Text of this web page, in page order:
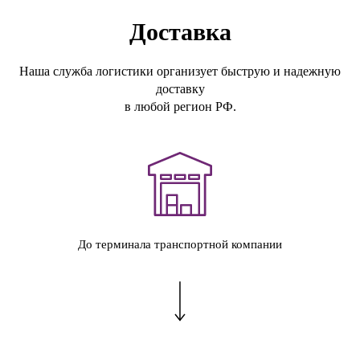
Доставка
Наша служба логистики организует быструю и надежную
доставку
в любой регион РФ.
До терминала транспортной компании